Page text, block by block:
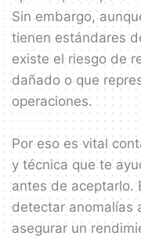
Sin embargo,
tienen estándares
existe el riesgo de
dañado o que
operaciones.
Por eso es vital
y técnica que te
antes de aceptarlo.
detectar anomalías
asegurar un